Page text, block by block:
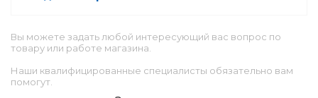
Вы можете задать любой интересующий вас вопрос по
товару или работе магазина.
Наши квалифицированные специалисты обязательно вам
помогут.